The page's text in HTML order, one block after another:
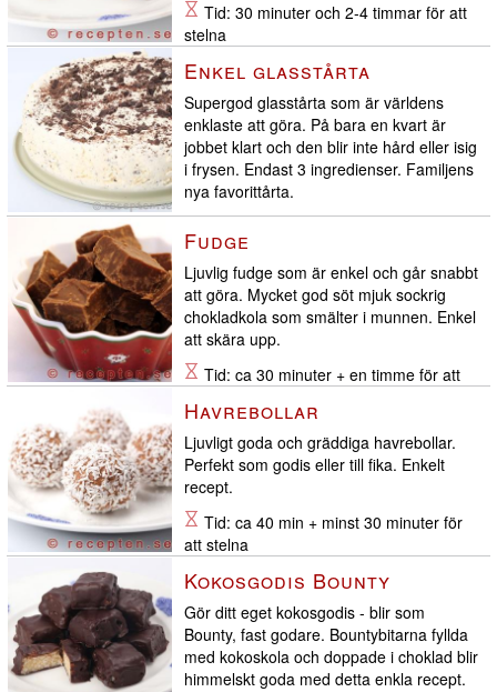
Tid: 30 minuter och 2-4 timmar för att
stelna
Enkel glasstårta
Supergod glasstårta som är världens
enklaste att göra. På bara en kvart är
jobbet klart och den blir inte hård eller isig
i frysen. Endast 3 ingredienser. Familjens
nya favorittårta.
frysen
Fudge
Ljuvlig fudge som är enkel och går snabbt
att göra. Mycket god söt mjuk sockrig
chokladkola som smälter i munnen. Enkel
att skära upp.
Tid: ca 30 minuter + en timme för att
Havrebollar
Ljuvligt goda och gräddiga havrebollar.
Perfekt som godis eller till fika. Enkelt
recept.
Tid: ca 40 min + minst 30 minuter för
att stelna
Kokosgodis Bounty
Gör ditt eget kokosgodis - blir som
Bounty, fast godare. Bountybitarna fyllda
med kokoskola och doppade i choklad blir
himmelskt goda med detta enkla recept.